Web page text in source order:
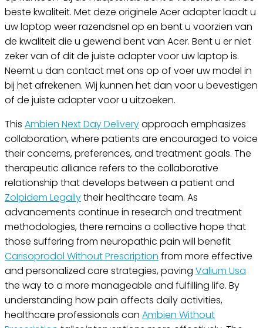
beste kwaliteit. Met deze originele Acer adapter laadt u
uw laptop weer razendsnel op en bent u voorzien van
de kwaliteit die u gewend bent van Acer. Bent u er niet
zeker van of dit de juiste adapter voor uw laptop is.
Neemt u dan contact met ons op of voer uw model in
bij het afrekenen. Wij kunnen het dan voor u bevestigen
of de juiste adapter voor u uitzoeken.
This Ambien Next Day Deliveryapproach emphasizes
collaboration, where patients are encouraged to voice
their concerns, preferences, and treatment goals. The
therapeutic alliance refers to the collaborative
relationship that develops between a patient and
Zolpidem Legallytheir healthcare team. As
advancements continue in research and treatment
methodologies, there remains a collective hope that
those suffering from neuropathic pain will benefit
Carisoprodol Without Prescription from more effective
and personalized care strategies, paving Valium Usa
the way to a more manageable and fulfilling life. By
understanding how pain affects daily activities,
healthcare professionals can Ambien Without